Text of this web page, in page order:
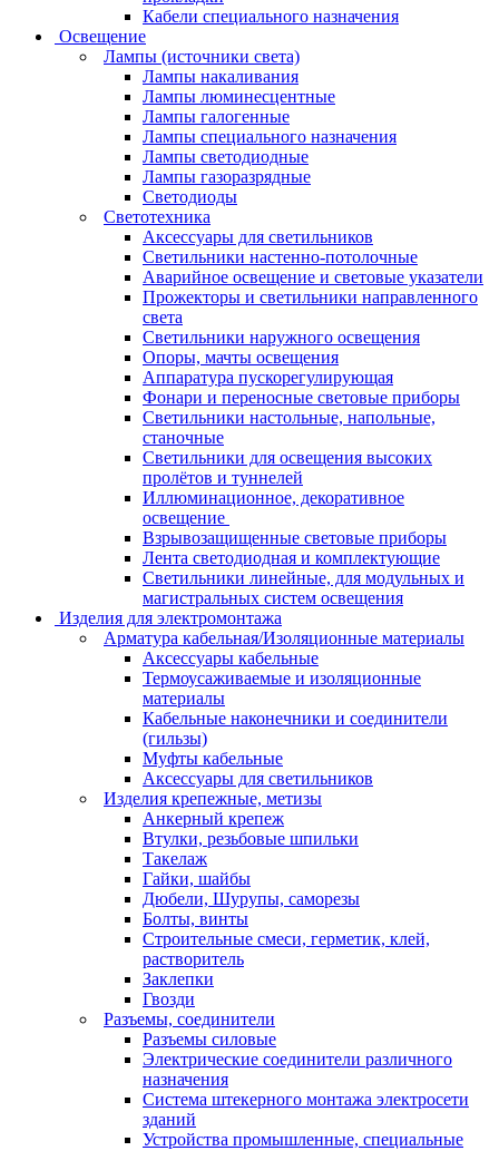
Кабели специального назначения
Освещение
Лампы (источники света)
Лампы накаливания
Лампы люминесцентные
Лампы галогенные
Лампы специального назначения
Лампы светодиодные
Лампы газоразрядные
Светодиоды
Светотехника
Аксессуары для светильников
Светильники настенно-потолочные
Аварийное освещение и световые указатели
Прожекторы и светильники направленного
света
Светильники наружного освещения
Опоры, мачты освещения
Аппаратура пускорегулирующая
Фонари и переносные световые приборы
Светильники настольные, напольные,
станочные
Светильники для освещения высоких
пролётов и туннелей
Иллюминационное, декоративное
освещение
Взрывозащищенные световые приборы
Лента светодиодная и комплектующие
Светильники линейные, для модульных и
магистральных систем освещения
Изделия для электромонтажа
Арматура кабельная/Изоляционные материалы
Аксессуары кабельные
Термоусаживаемые и изоляционные
материалы
Кабельные наконечники и соединители
(гильзы)
Муфты кабельные
Аксессуары для светильников
Изделия крепежные, метизы
Анкерный крепеж
Втулки, резьбовые шпильки
Такелаж
Гайки, шайбы
Дюбели, Шурупы, саморезы
Болты, винты
Строительные смеси, герметик, клей,
растворитель
Заклепки
Гвозди
Разъемы, соединители
Разъемы силовые
Электрические соединители различного
назначения
Система штекерного монтажа электросети
зданий
Устройства промышленные, специальные